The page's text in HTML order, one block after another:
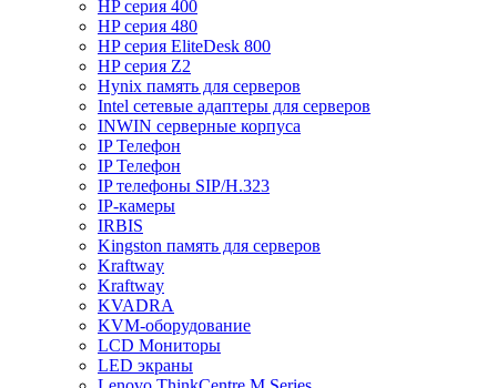
HP серия 400
HP серия 480
HP серия EliteDesk 800
HP серия Z2
Hynix память для серверов
Intel сетевые адаптеры для серверов
INWIN серверные корпуса
IP Телефон
IP Телефон
IP телефоны SIP/H.323
IP-камеры
IRBIS
Kingston память для серверов
Kraftway
Kraftway
KVADRA
KVM-оборудование
LCD Мониторы
LED экраны